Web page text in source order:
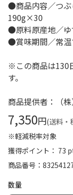
●商品内容／つ
190g×30
●原料原産地／ゆ
●賞味期間／常
※この商品は130
す。
商品提供者：（
7,350円(送料・
※軽減税率対象
獲得ポイント： 73
商品番号
数量